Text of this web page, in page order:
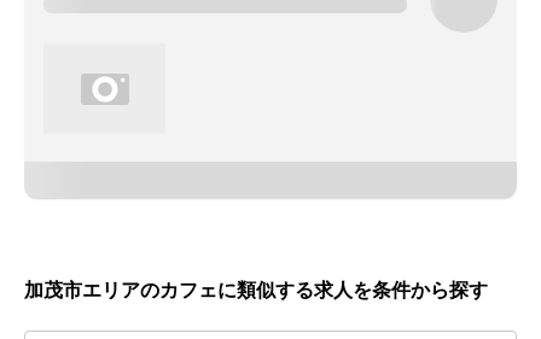
加茂市エリアのカフェに類似する求人を条件から探す